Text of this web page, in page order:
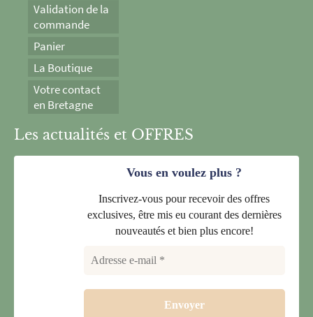
Validation de la
commande
Panier
La Boutique
Votre contact
en Bretagne
Les actualités et OFFRES
Vous en voulez plus ?
Inscrivez-vous pour recevoir des offres
exclusives, être mis eu courant des dernières
nouveautés et bien plus encore!